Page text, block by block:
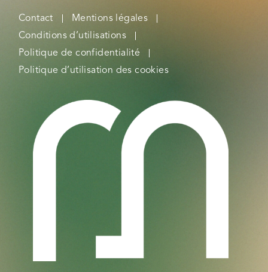
Contact
Mentions légales
Conditions d’utilisations
Politique de confidentialité
Politique d’utilisation des cookies